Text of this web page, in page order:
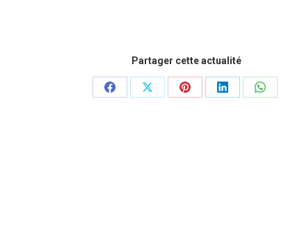
Partager cette actualité
PartagerPartagerPartagerPartagerPartager